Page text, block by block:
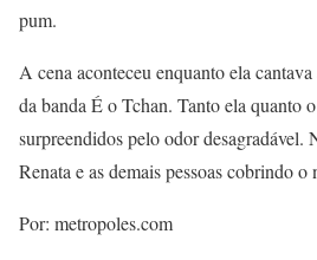
pum.
A cena aconteceu enquanto ela
da banda É o Tchan. Tanto ela quanto
surpreendidos pelo odor desagradável.
Renata e as demais pessoas cobrindo o
Por: metropoles.com